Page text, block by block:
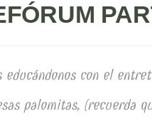
educándonos con el
palomitas, (recuerda